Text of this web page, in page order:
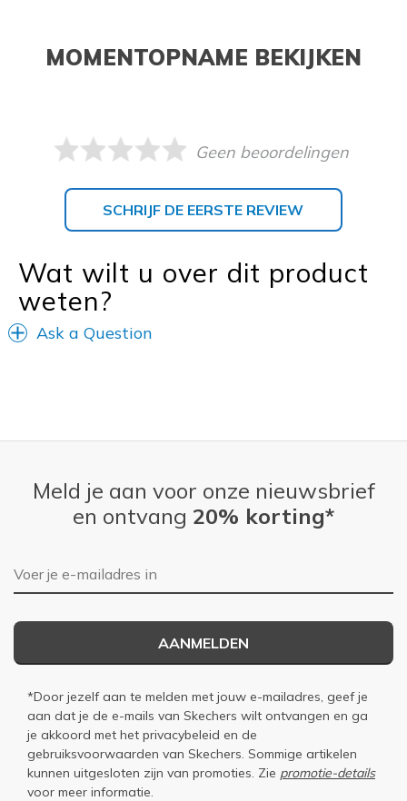
MOMENTOPNAME BEKIJKEN
Geen beoordelingen
SCHRIJF DE EERSTE REVIEW
Wat wilt u over dit product
weten?
Ask a Question
Meld je aan voor onze nieuwsbrief
en ontvang 20% korting*
E-mailadres
AANMELDEN
*Door jezelf aan te melden met jouw e-mailadres, geef je
aan dat je de e-mails van Skechers wilt ontvangen en ga
je akkoord met het privacybeleid en de
gebruiksvoorwaarden van Skechers. Sommige artikelen
kunnen uitgesloten zijn van promoties. Zie promotie-details
voor meer informatie.